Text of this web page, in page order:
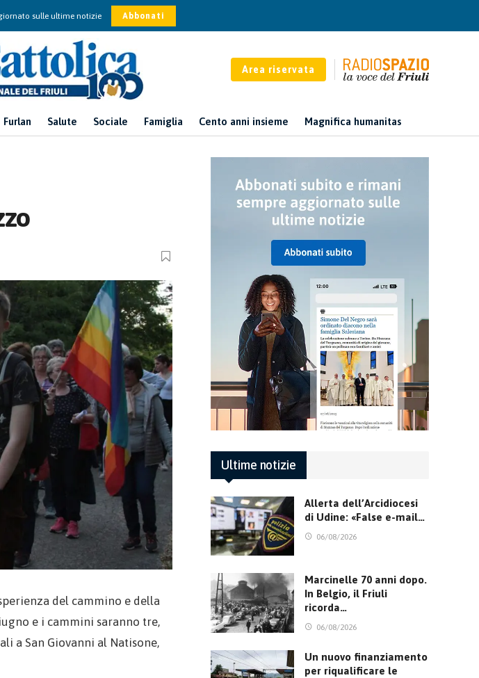
sulle ultime notizie Abbonati
Area riservata
Furlan Salute Sociale Famiglia Cento anni insieme Magnifica humanitas
del cammino e della
e i cammini saranno tre,
a San Giovanni al Natisone,
Ultime notizie
Allerta dell’Arcidiocesi
di Udine: «False e-mail…
06/08/2026
Marcinelle 70 anni dopo.
In Belgio, il Friuli
ricorda…
06/08/2026
Un nuovo finanziamento
per riqualificare le